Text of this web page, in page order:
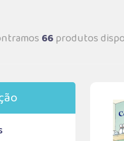
66produtos